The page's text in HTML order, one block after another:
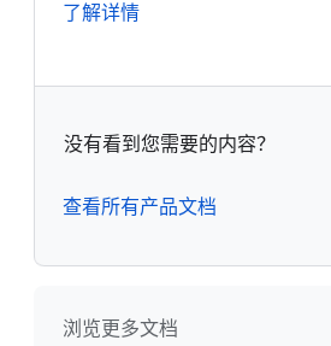
了解详情
没有看到您需要的内容？
查看所有产品文档
浏览更多文档